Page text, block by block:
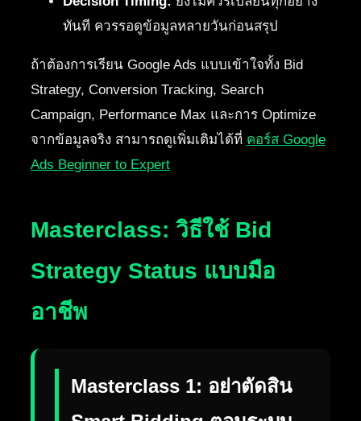
ทันที ควรรอดูข้อมูลหลายวันก่อนสรุป
ถ้าต้องการเรียน Google Ads แบบเข้าใจทั้ง Bid
Strategy, Conversion Tracking, Search
Campaign, Performance Max และการ Optimize
จากข้อมูลจริง สามารถดูเพิ่มเติมได้ที่ คอร์ส Google
Ads Beginner to Expert
Masterclass: วิธีใช้ Bid
Strategy Status แบบมือ
อาชีพ
Masterclass 1: อย่าตัดสิน